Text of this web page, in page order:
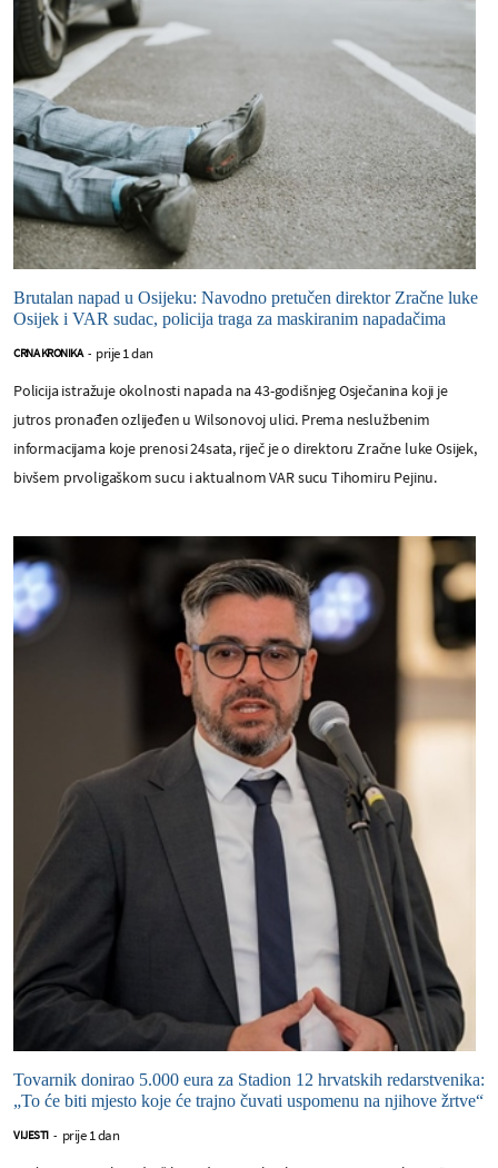
Brutalan napad u Osijeku: Navodno pretučen direktor Zračne luke
Osijek i VAR sudac, policija traga za maskiranim napadačima
CRNA KRONIKA - prije 1 dan
Policija istražuje okolnosti napada na 43-godišnjeg Osječanina koji je
jutros pronađen ozlijeđen u Wilsonovoj ulici. Prema neslužbenim
informacijama koje prenosi 24sata, riječ je o direktoru Zračne luke Osijek,
bivšem prvoligaškom sucu i aktualnom VAR sucu Tihomiru Pejinu.
Tovarnik donirao 5.000 eura za Stadion 12 hrvatskih redarstvenika:
„To će biti mjesto koje će trajno čuvati uspomenu na njihove žrtve“
VIJESTI - prije 1 dan